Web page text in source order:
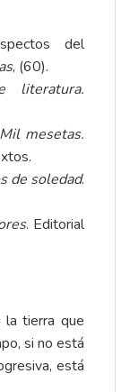
del
, (60).
literatura.
Mil mesetas.
de soledad.
. Editorial
la tierra que
si no está
está